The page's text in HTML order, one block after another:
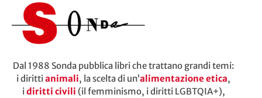
Dal 1988 Sonda pubblica libri che trattano grandi temi:
i dirittianimali, la scelta di un’alimentazione etica,
idiritti civili (il femminismo, i diritti LGBTQIA+),